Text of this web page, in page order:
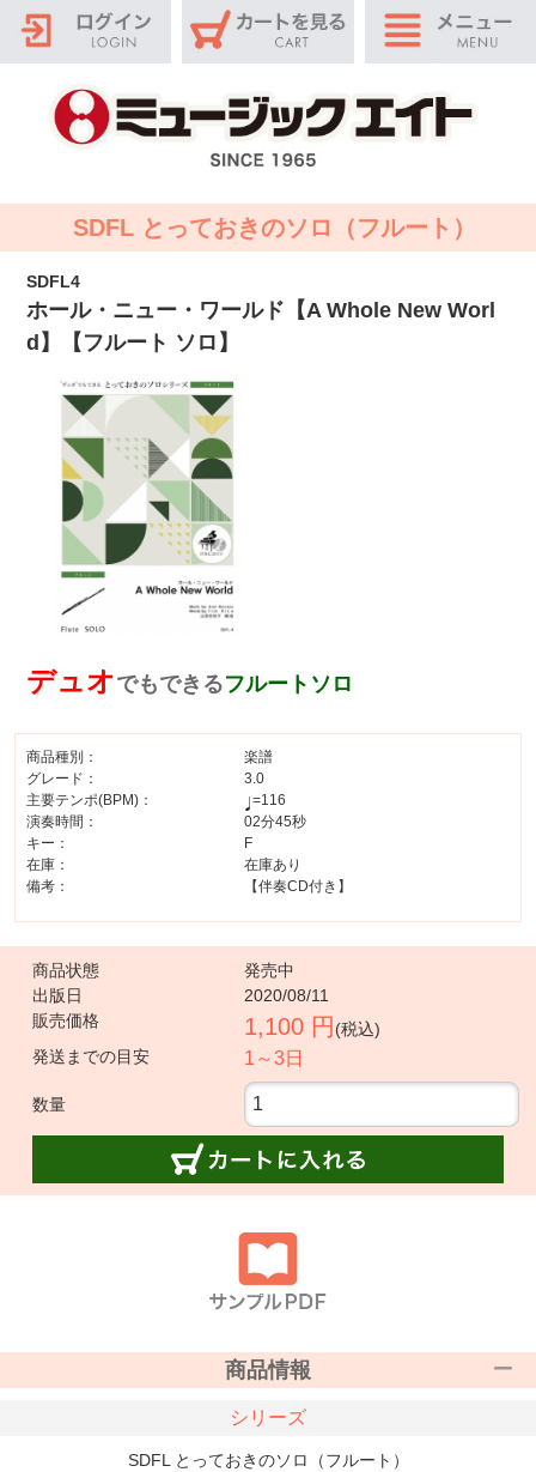
SDFL とっておきのソロ（フルート）
SDFL4
ホール・ニュー・ワールド【A Whole New Worl
d】【フルート ソロ】
デュオでもできるフルートソロ
商品種別：
楽譜
グレード：
3.0
主要テンポ(BPM)：
=116
演奏時間：
02分45秒
キー：
F
在庫：
在庫あり
備考：
【伴奏CD付き】
商品状態
発売中
出版日
2020/08/11
販売価格
1,100 円 (税込)
発送までの目安
1～3日
数量
商品情報
シリーズ
SDFL とっておきのソロ（フルート）